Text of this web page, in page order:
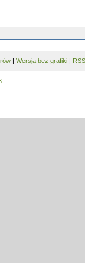
| Wersja bez grafiki | RSS